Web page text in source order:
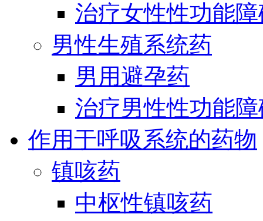
治疗女性性功能
男性生殖系统药
男用避孕药
治疗男性性功能
作用于呼吸系统的药物
镇咳药
中枢性镇咳药